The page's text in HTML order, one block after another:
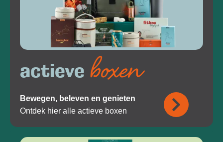
actieve boxen
Bewegen, beleven en genieten
Ontdek hier alle actieve boxen